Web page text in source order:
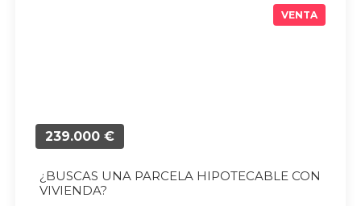
VENTA
239.000 €
¿BUSCAS UNA PARCELA HIPOTECABLE CON
VIVIENDA?